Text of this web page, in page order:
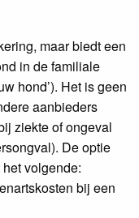
maar biedt een
in de familiale
hond’). Het is geen
aanbieders
ziekte of ongeval
De optie
het volgende:
bij een